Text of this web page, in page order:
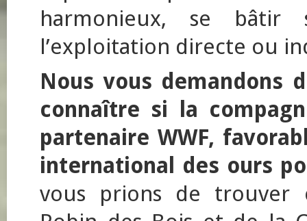
harmonieux, se bâtir
l’exploitation directe ou
Nous vous demandons
connaître si la
partenaire WWF,
international des ours
vous prions de trouver